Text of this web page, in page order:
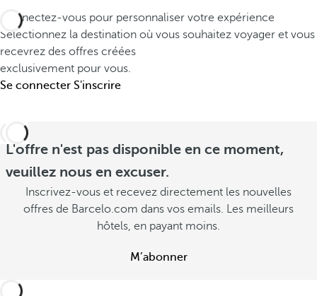
Connectez-vous pour personnaliser votre expérience
Sélectionnez la destination où vous souhaitez voyager et vous
recevrez des offres créées
exclusivement pour vous.
Se connecter S'inscrire
L'offre n'est pas disponible en ce moment,
veuillez nous en excuser.
Inscrivez-vous et recevez directement les nouvelles
offres de Barcelo.com dans vos emails. Les meilleurs
hôtels, en payant moins.
M’abonner